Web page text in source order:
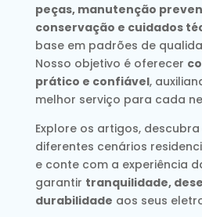
peças, manutenção
conservação e cuidados
base em padrões de
Nosso objetivo é oferecer
prático e confiável,
melhor serviço para cada
Explore os artigos,
diferentes cenários
e conte com a experiência
garantir tranquilidade,
durabilidade aos seus